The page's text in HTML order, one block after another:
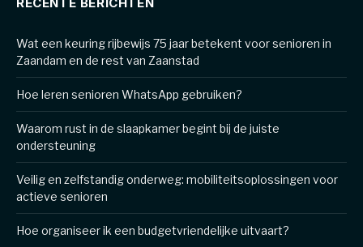
RECENTE BERICHTEN
Wat een keuring rijbewijs 75 jaar betekent voor senioren in
Zaandam en de rest van Zaanstad
Hoe leren senioren WhatsApp gebruiken?
Waarom rust in de slaapkamer begint bij de juiste
ondersteuning
Veilig en zelfstandig onderweg: mobiliteitsoplossingen voor
actieve senioren
Hoe organiseer ik een budgetvriendelijke uitvaart?